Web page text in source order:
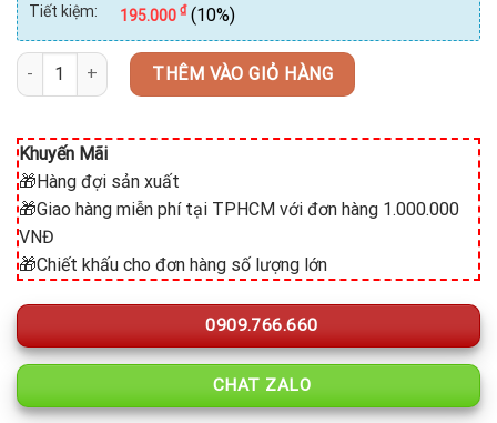
Tiết kiệm: 195.000 ₫ (10%)
Kệ trưng bày thức ăn 3 tầng BF-NM-KB002 số lượng
THÊM VÀO GIỎ HÀNG
Khuyến Mãi
🎁Hàng đợi sản xuất
🎁Giao hàng miễn phí tại TPHCM với đơn hàng 1.000.000
VNĐ
🎁Chiết khấu cho đơn hàng số lượng lớn
0909.766.660
CHAT ZALO